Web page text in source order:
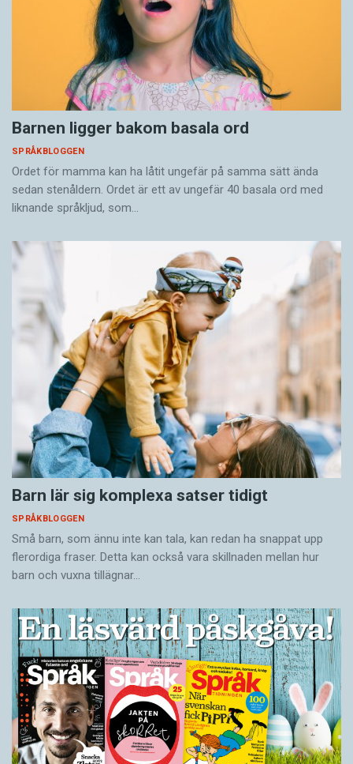
Barnen ligger bakom basala ord
SPRÅKBLOGGEN
Ordet för mamma kan ha låtit ungefär på samma sätt ända
sedan stenåldern. Ordet är ett av ungefär 40 basala ord med
liknande språkljud, som…
Barn lär sig komplexa satser tidigt
SPRÅKBLOGGEN
Små barn, som ännu inte kan tala, kan redan ha snappat upp
flerordiga fraser. Detta kan också vara skillnaden mellan hur
barn och vuxna tillägnar…